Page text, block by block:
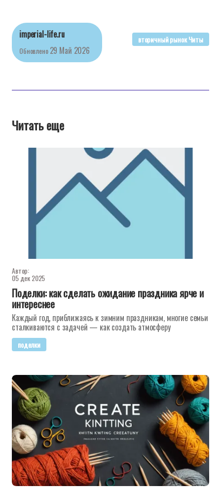
imperial-life.ru
Обновлено 29 Май 2026
вторичный рынок Читы
Читать еще
Автор:
05 дек 2025
Поделки: как сделать ожидание праздника ярче и
интереснее
Каждый год, приближаясь к зимним праздникам, многие семьи
сталкиваются с задачей — как создать атмосферу
поделки